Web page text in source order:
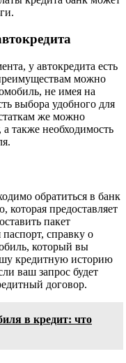
у автокредита есть
можно
не имея на
выбора удобного для
же можно
также необходимость
обратиться в банк
предоставляет
пакет
справку о
который вы
кредитную историю
ваш запрос будет
договор.
в кредит: что